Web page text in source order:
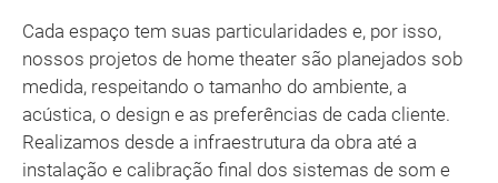
Cada espaço tem suas particularidades e, por isso,
nossos projetos de home theater são planejados sob
medida, respeitando o tamanho do ambiente, a
acústica, o design e as preferências de cada cliente.
Realizamos desde a infraestrutura da obra até a
instalação e calibração final dos sistemas de som e